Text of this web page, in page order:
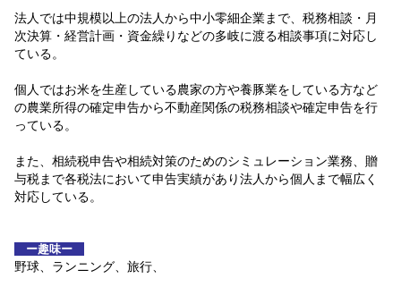
法人では中規模以上の法人から中小零細企業まで、税務相談・月
次決算・経営計画・資金繰りなどの多岐に渡る相談事項に対応し
ている。
個人ではお米を生産している農家の方や養豚業をしている方など
の農業所得の確定申告から不動産関係の税務相談や確定申告を行
っている。
また、相続税申告や相続対策のためのシミュレーション業務、贈
与税まで各税法において申告実績があり法人から個人まで幅広く
対応している。
ー趣味ー
野球、ランニング、旅行、